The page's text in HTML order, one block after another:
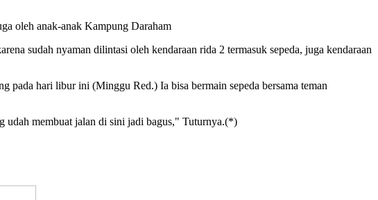
oleh anak-anak Kampung Daraham
sudah nyaman dilintasi oleh kendaraan rida 2 termasuk sepeda, juga kendaraan
pada hari libur ini (Minggu Red.) Ia bisa bermain sepeda bersama teman
udah membuat jalan di sini jadi bagus," Tuturnya.(*)